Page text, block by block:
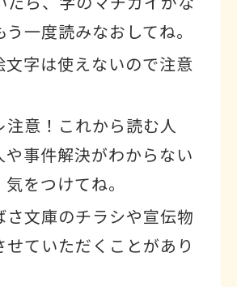
う一度読みなおしてね。
文字は使えないので注意
注意！これから読む人
や事件解決がわからない
をつけてね。
さ文庫のチラシや宣伝物
せていただくことがあり